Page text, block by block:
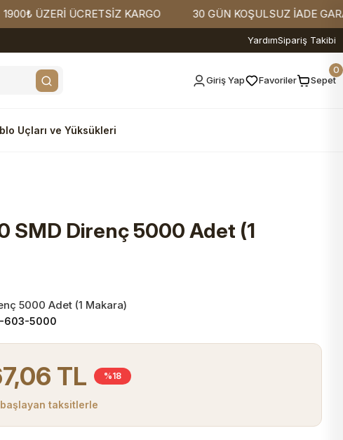
ÜCRETSİZ KARGO 30 GÜN KOŞULSUZ İADE GARANTİSİ
YardımSipariş Takibi
Giriş Yap Favoriler Sepet
0
Uçları ve Yüksükleri
SMD Direnç 5000 Adet (1
5000 Adet (1 Makara)
603-5000
TL %18
taksitlerle